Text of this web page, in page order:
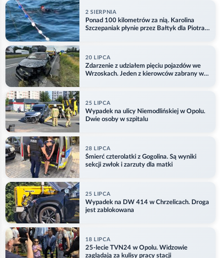
2 SIERPNIA
Ponad 100 kilometrów za nią. Karolina
Szczepaniak płynie przez Bałtyk dla Piotra.
20 LIPCA
Zdarzenie z udziałem pięciu pojazdów we
Wrzoskach. Jeden z kierowców zabrany w
25 LIPCA
Wypadek na ulicy Niemodlińskiej w Opolu.
Dwie osoby w szpitalu
28 LIPCA
Śmierć czterolatki z Gogolina. Są wyniki
sekcji zwłok i zarzuty dla matki
25 LIPCA
Wypadek na DW 414 w Chrzelicach. Droga
jest zablokowana
18 LIPCA
25-lecie TVN24 w Opolu. Widzowie
zaglądają za kulisy pracy stacji